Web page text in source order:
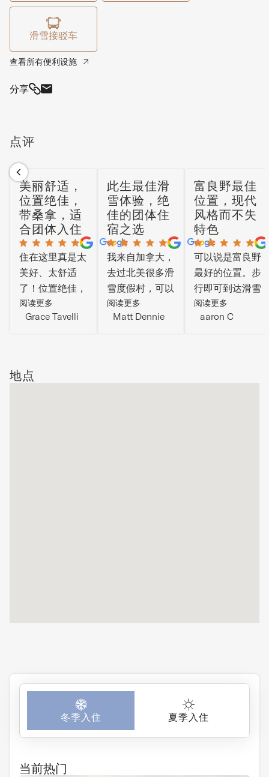
Furano Lodge 10都是每个季节的理想大本营。
滑雪接驳车
查看所有便利设施
分享
点评
美丽舒适，
位置绝佳，
带桑拿，适
合团体入住
住在这里真是太
美好、太舒适
了！位置绝佳，
步行即可到达餐
厅、酒吧和滑雪
足，非常适合大
阅读更多
Grace Tavelli
此生最佳滑
雪体验，绝
佳的团体住
宿之选
我来自加拿大，
去过北美很多滑
雪度假村，可以
说富良野的体验
是迄今为止我最
阅读更多
Matt Dennie
富良野最佳
位置，现代
风格而不失
特色
可以说是富良野
最好的位置。步
行即可到达滑雪
缆车。房间和浴
室保养得很好。
阅读更多
aaron C
地点
冬季入住 夏季入住
当前热门